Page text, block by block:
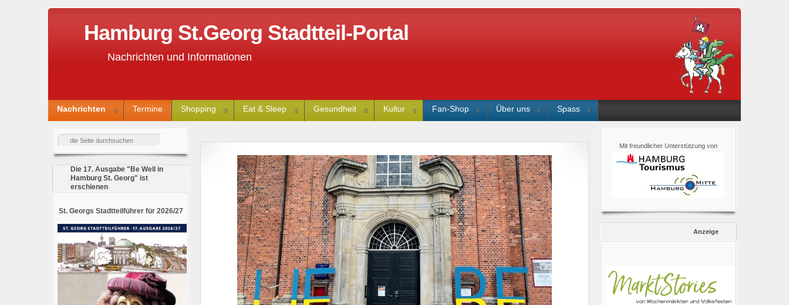
Hamburg St.Georg Stadtteil-Portal
Nachrichten und Informationen
Nachrichten Termine Shopping Eat & Sleep Gesundheit Kultur Fan-Shop Über uns Spass
Die 17. Ausgabe "Be Well in
Hamburg St. Georg" ist
erschienen
St. Georgs Stadtteilführer für 2026/27
Mit freundlicher Unterstützung von
Anzeige